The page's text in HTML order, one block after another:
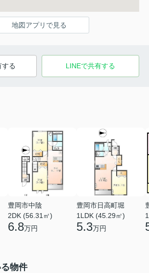
地図アプリで見る
する LINEで共有する
豊岡市中陰
2DK (56.31㎡)
6.8万円
豊岡市日高町堀
1LDK (45.29㎡)
5.3万円
物件